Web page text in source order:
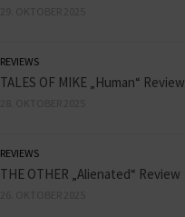
REVIEWS
TALES OF MIKE „Human“ Review
REVIEWS
THE OTHER „Alienated“ Review